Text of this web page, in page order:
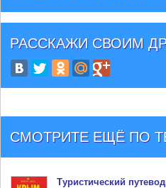
РАССКАЖИ СВОИМ
СМОТРИТЕ ЕЩЁ ПО
Туристический